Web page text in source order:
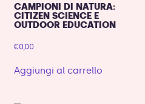
CAMPIONI DI NATURA:
CITIZEN SCIENCE E
OUTDOOR EDUCATION
€0,00
Aggiungi al carrello